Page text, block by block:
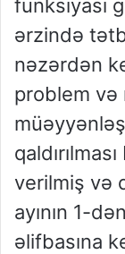
funksiyası
ərzində
nəzərdən
problem və
verilmiş və
ayının 1-
əlifbasına